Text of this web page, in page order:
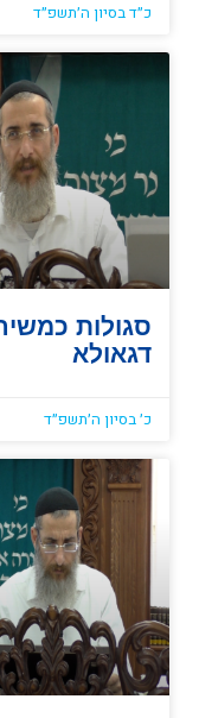
כ״ד בסיון ה׳תשפ״ד
סגולות
דגאולא
כ׳ בסיון ה׳תשפ״ד